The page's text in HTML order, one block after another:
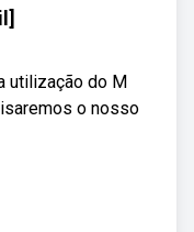
utilização do M
o nosso